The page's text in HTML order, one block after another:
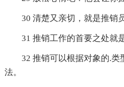
30 清楚又亲切，就是推销
31 推销工作的首要之处就是
32 推销可以根据对象的.
法。